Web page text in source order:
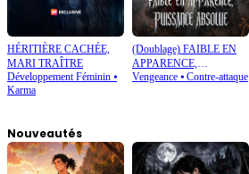
HÉRITIÈRE CACHÉE,
MARI TRAÎTRE
Développement Féminin ⦁
Karma
(Doublage) FAIBLE EN
APPARENCE,
PUISSANCE ABSOLUE
Vengeance⦁ Contre-attaque
Nouveautés